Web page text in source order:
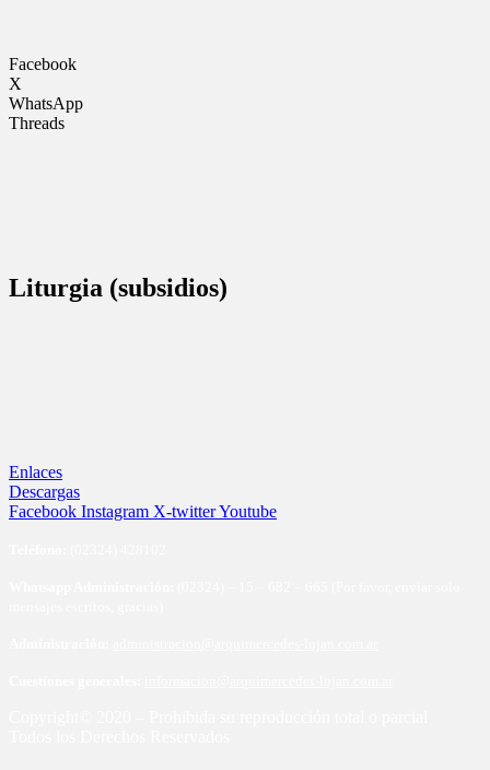
Facebook
X
WhatsApp
Threads
Liturgia (subsidios)
Enlaces
Descargas
Facebook Instagram X-twitterYoutube